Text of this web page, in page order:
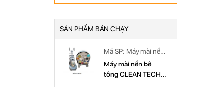
SẢN PHẨM BÁN CHẠY
Mã SP: Máy mài nền
bê tông CLEAN
TECH Model: CT
Máy mài nền bê
tông CLEAN TECH